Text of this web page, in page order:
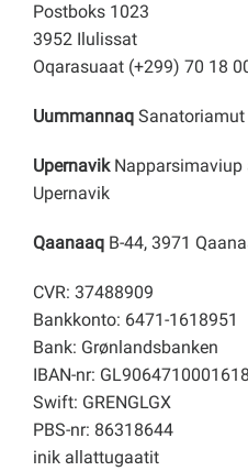
Postboks 1023
3952 Ilulissat
Oqarasuaat (+299) 70 18
Uummannaq Sanatoriamut
Upernavik
Upernavik
Qaanaaq B-44, 3971
CVR: 37488909
Bankkonto: 6471-1618951
Bank: Grønlandsbanken
IBAN-nr:
Swift: GRENGLGX
PBS-nr:
inik allattugaatit